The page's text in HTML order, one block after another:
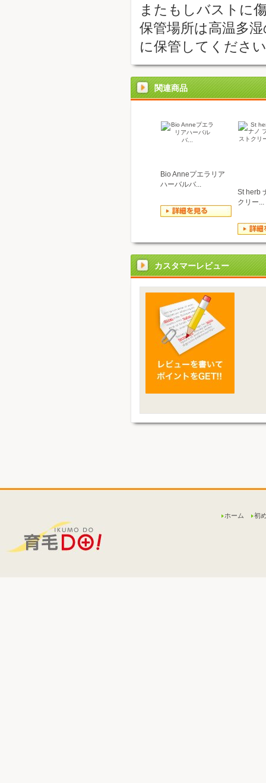
またもしバストに
保管場所は高温多
に保管してくださ
関連商品
Bio Anneプエラリア
ハーバルバ...
St herb
クリー...
カスタマーレビュー
ホーム 初